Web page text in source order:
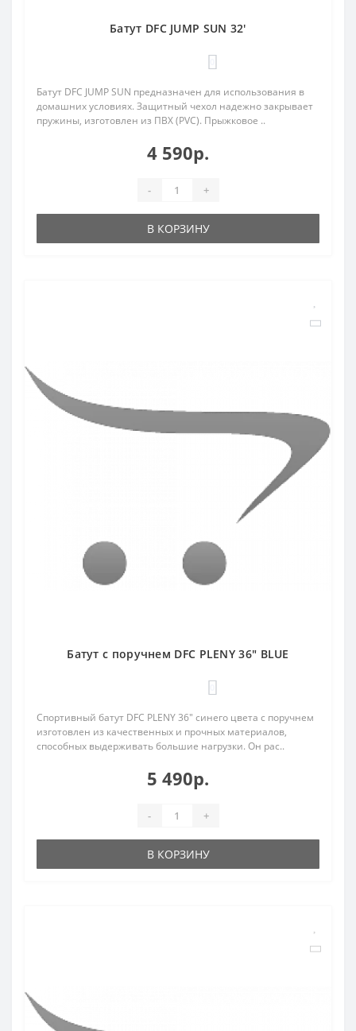
Батут DFC JUMP SUN 32'
Батут DFC JUMP SUN предназначен для использования в
домашних условиях. Защитный чехол надежно закрывает
пружины, изготовлен из ПВХ (PVC). Прыжковое ..
4 590р.
- +
В КОРЗИНУ
Батут с поручнем DFC PLENY 36" BLUE
Спортивный батут DFC PLENY 36" синего цвета с поручнем
изготовлен из качественных и прочных материалов,
способных выдерживать большие нагрузки. Он рас..
5 490р.
- +
В КОРЗИНУ